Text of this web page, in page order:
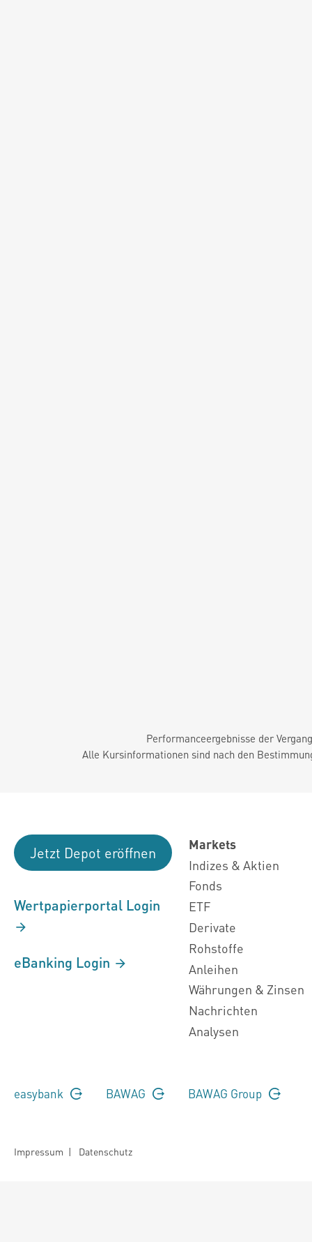
Performanceergebnisse der
Alle Kursinformationen sind nach den
Jetzt Depot eröffnen
Wertpapierportal Login
eBanking Login
Markets
Indizes & Aktien
Fonds
ETF
Derivate
Rohstoffe
Anleihen
Währungen & Zinsen
Nachrichten
Analysen
easybank BAWAG BAWAG Group
Impressum | Datenschutz